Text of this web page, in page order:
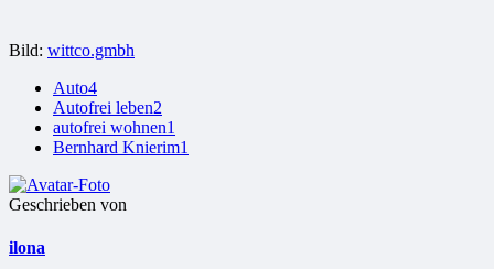
Bild: wittco.gmbh
Auto4
Autofrei leben2
autofrei wohnen1
Bernhard Knierim1
Geschrieben von
ilona